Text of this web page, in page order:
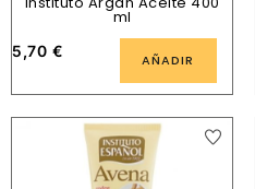
ml
5,70 € AÑADIR